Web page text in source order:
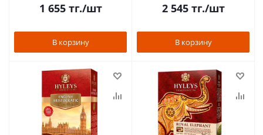
1 655тг./шт
В корзину
2 545тг./шт
В корзину